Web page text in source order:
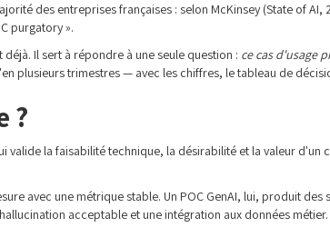
des entreprises françaises : selon McKinsey (State of
purgatory ».
déjà. Il sert à répondre à une seule question : ce cas d'usage
plusieurs trimestres — avec les chiffres, le tableau de
?
la faisabilité technique, la désirabilité et la valeur
avec une métrique stable. Un POC GenAI, lui, produit
acceptable et une intégration aux données métier.